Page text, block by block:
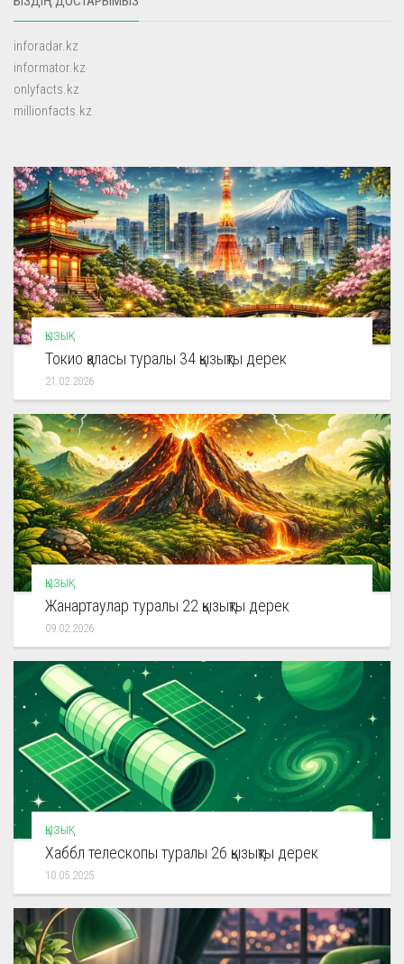
inforadar.kz
informator.kz
onlyfacts.kz
millionfacts.kz
ҚЫЗЫҚ
Токио қаласы туралы 34 қызықты дерек
21.02.2026
ҚЫЗЫҚ
Жанартаулар туралы 22 қызықты дерек
09.02.2026
ҚЫЗЫҚ
Хаббл телескопы туралы 26 қызықты дерек
10.05.2025